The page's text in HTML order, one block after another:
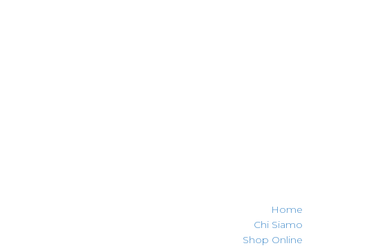
Home
Chi Siamo
Shop Online